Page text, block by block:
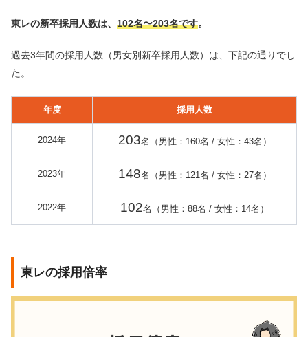
東レの新卒採用人数は、 102名〜203名です。
過去3年間の採用人数（男女別新卒採用人数）は、下記の通りでし
た。
年度 採用人数
2024年 203名（男性：160名 / 女性：43名）
2023年 148名（男性：121名 / 女性：27名）
2022年 102名（男性：88名 / 女性：14名）
東レの採用倍率